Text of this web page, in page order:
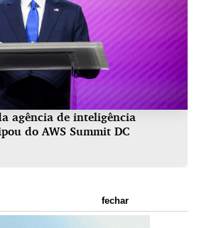
agência de inteligência
do AWS Summit DC
fechar